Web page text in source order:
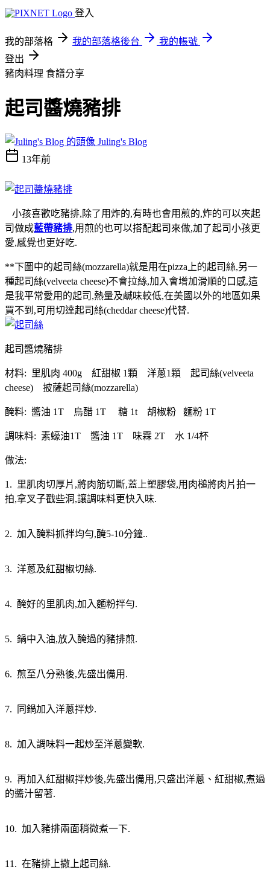
登入
我的部落格 我的部落格後台
我的帳號
登出
豬肉料理 食譜分享
起司醬燒豬排
Juling's Blog
13年前
小孩喜歡吃豬排,除了用炸的,有時也會用煎的,炸的可以夾起
司做成藍帶豬排,用煎的也可以搭配起司來做,加了起司小孩更
愛,感覺也更好吃.
**下圖中的起司絲(mozzarella)就是用在pizza上的起司絲,另一
種起司絲(velveeta cheese)不會拉絲,加入會增加滑順的口感,這
是我平常愛用的起司,熱量及鹹味較低,在美國以外的地區如果
買不到,可用切達起司絲(cheddar cheese)代替.
起司醬燒豬排
材料: 里肌肉 400g 紅甜椒 1顆 洋蔥1顆 起司絲(velveeta
cheese) 披薩起司絲(mozzarella)
醃料: 醬油 1T 烏醋 1T 糖 1t 胡椒粉 麵粉 1T
調味料: 素蠔油1T 醬油 1T 味霖 2T 水 1/4杯
做法:
1. 里肌肉切厚片,將肉筋切斷,蓋上塑膠袋,用肉槌將肉片拍一
拍,拿叉子戳些洞,讓調味料更快入味.
2. 加入醃料抓拌均勻,醃5-10分鐘..
3. 洋蔥及紅甜椒切絲.
4. 醃好的里肌肉,加入麵粉拌勻.
5. 鍋中入油,放入醃過的豬排煎.
6. 煎至八分熟後,先盛出備用.
7. 同鍋加入洋蔥拌炒.
8. 加入調味料一起炒至洋蔥變軟.
9. 再加入紅甜椒拌炒後,先盛出備用,只盛出洋蔥、紅甜椒,煮過
的醬汁留著.
10. 加入豬排兩面稍微煮一下.
11. 在豬排上撒上起司絲.